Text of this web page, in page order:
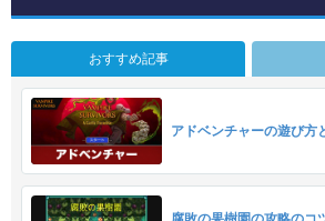
おすすめ記事
アドベンチャーの遊び方